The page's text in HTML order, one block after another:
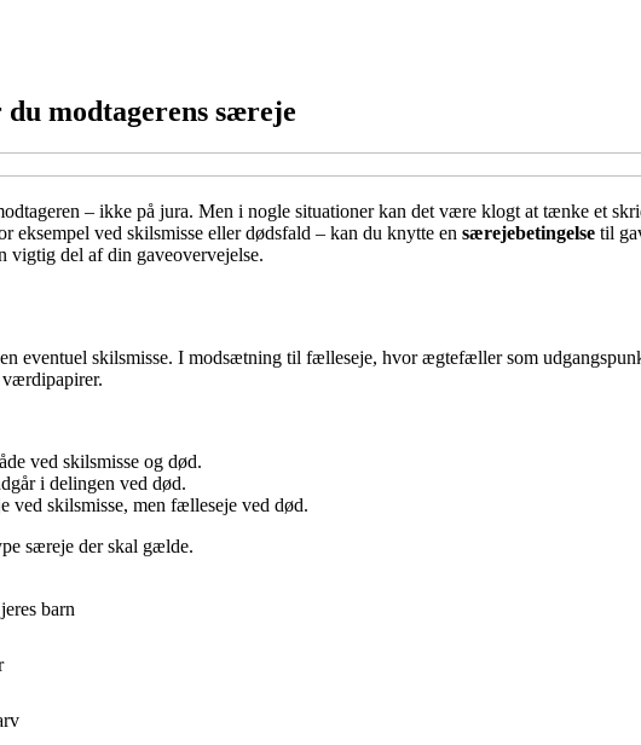
modtagerens særeje
– ikke på jura. Men i nogle situationer kan det være klogt at tænke et
eksempel ved skilsmisse eller dødsfald – kan du knytte en særejebetingelse til
vigtig del af din gaveovervejelse.
eventuel skilsmisse. I modsætning til fælleseje, hvor ægtefæller som
ved skilsmisse og død.
i delingen ved død.
ved skilsmisse, men fælleseje ved død.
særeje der skal gælde.
barn